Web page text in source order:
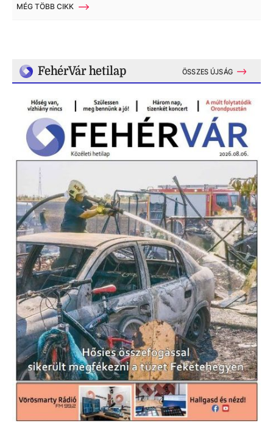
MÉG TÖBB CIKK
FehérVár hetilap ÖSSZES ÚJSÁG